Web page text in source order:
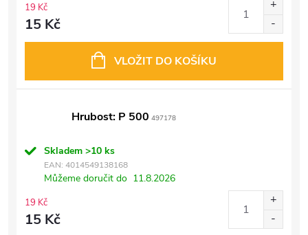
19 Kč
15 Kč
VLOŽIT DO KOŠÍKU
Hrubost: P 500 497178
Skladem >10 ks
EAN: 4014549138168
Můžeme doručit do 11.8.2026
19 Kč
15 Kč